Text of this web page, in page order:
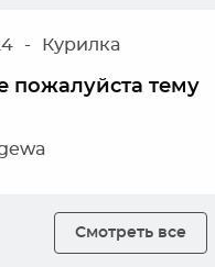
- Курилка
пожалуйста тему
Смотреть все